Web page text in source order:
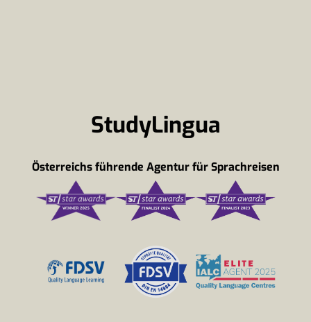
StudyLingua
Österreichs führende Agentur für Sprachreisen